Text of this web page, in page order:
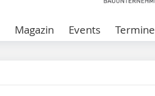
Magazin Events Termine